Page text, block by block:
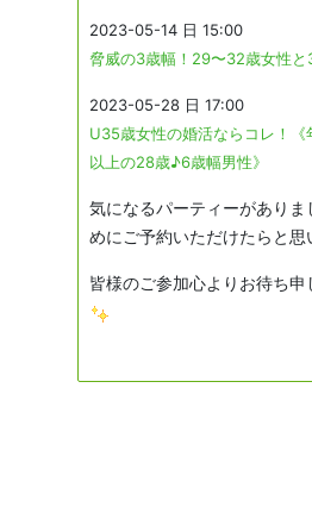
2023-05-14 日 15:00
脅威の3歳幅！29〜32歳女性
2023-05-28 日 17:00
U35歳女性の婚活ならコレ！
以上の28歳♪6歳幅男性》
気になるパーティーがありま
めにご予約いただけたらと思
皆様のご参加心よりお待ち申